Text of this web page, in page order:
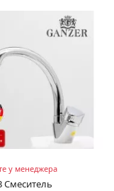
у менеджера
Смеситель